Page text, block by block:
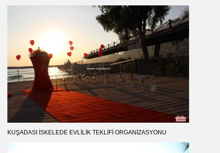
KUŞADASI İSKELEDE EVLILIK TEKLIFI ORGANIZASYONU